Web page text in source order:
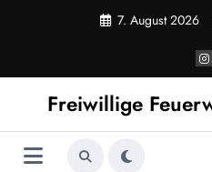
7. August 2026
Freiwillige